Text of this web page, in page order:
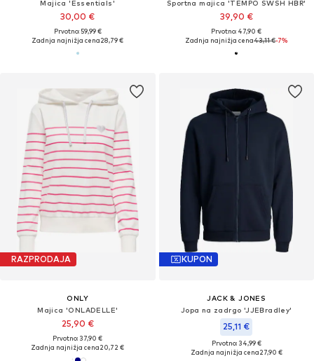
Majica 'Essentials'
30,00 €
Prvotno: 59,99 €
Zadnja najnižja cena28,79 €
Športna majica 'TEMPO SWSH HBR'
39,90 €
Prvotno: 47,90 €
Zadnja najnižja cena43,11 €-7%
RAZPRODAJA
ONLY
Majica 'ONLADELLE'
25,90 €
Prvotno: 37,90 €
Zadnja najnižja cena20,72 €
KUPON
JACK & JONES
Jopa na zadrgo 'JJEBradley'
25,11 €
Prvotno: 34,99 €
Zadnja najnižja cena27,90 €